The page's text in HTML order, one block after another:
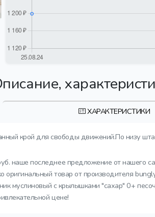
ХАРАКТЕРИСТИКИ
крой для свободы движений.По низу
наше последнее предложение от нашего
товар от производителя
муслиновый с крылышками "сахар" 0+
цене!